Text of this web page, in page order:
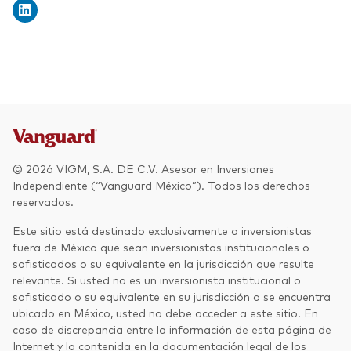
© 2026 VIGM, S.A. DE C.V. Asesor en Inversiones
Independiente (“Vanguard México”). Todos los derechos
reservados.
Este sitio está destinado exclusivamente a inversionistas
fuera de México que sean inversionistas institucionales o
sofisticados o su equivalente en la jurisdicción que resulte
relevante. Si usted no es un inversionista institucional o
sofisticado o su equivalente en su jurisdicción o se encuentra
ubicado en México, usted no debe acceder a este sitio. En
caso de discrepancia entre la información de esta página de
Internet y la contenida en la documentación legal de los